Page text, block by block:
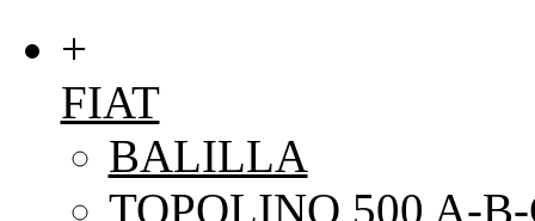
+
FIAT
BALILLA
TOPOLINO 500 A-